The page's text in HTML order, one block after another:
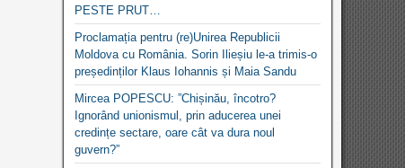
PESTE PRUT…
Proclamația pentru (re)Unirea Republicii
Moldova cu România. Sorin Ilieșiu le-a trimis-o
președinților Klaus Iohannis și Maia Sandu
Mircea POPESCU: ”Chișinău, încotro?
Ignorând unionismul, prin aducerea unei
credințe sectare, oare cât va dura noul
guvern?”